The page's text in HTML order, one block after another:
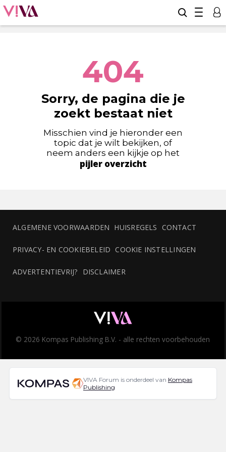
404
Sorry, de pagina die je
zoekt bestaat niet
Misschien vind je hieronder een
topic dat je wilt bekijken, of
neem anders een kijkje op het
pijler overzicht
ALGEMENE VOORWAARDEN HUISREGELS CONTACT
PRIVACY- EN COOKIEBELEID COOKIE INSTELLINGEN
ADVERTENTIEVRIJ? DISCLAIMER
© 2026 Kompas Publishing B.V. - alle rechten voorbehouden
VIVA Forum is onderdeel van Kompas
Publishing